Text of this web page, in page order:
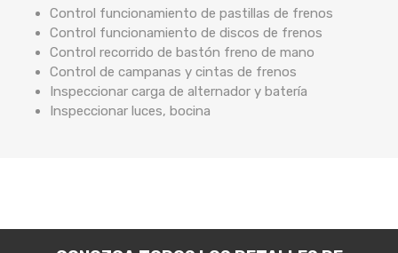
Control funcionamiento de pastillas de frenos
Control funcionamiento de discos de frenos
Control recorrido de bastón freno de mano
Control de campanas y cintas de frenos
Inspeccionar carga de alternador y batería
Inspeccionar luces, bocina